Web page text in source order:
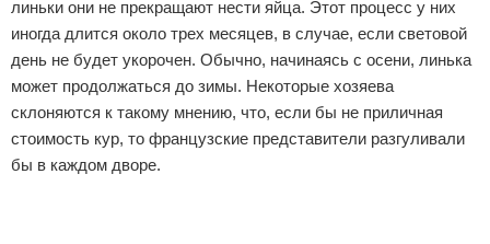
линьки они не прекращают нести яйца. Этот процесс у них
иногда длится около трех месяцев, в случае, если световой
день не будет укорочен. Обычно, начинаясь с осени, линька
может продолжаться до зимы. Некоторые хозяева
склоняются к такому мнению, что, если бы не приличная
стоимость кур, то французские представители разгуливали
бы в каждом дворе.